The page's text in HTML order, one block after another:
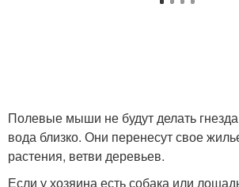
Полевые мыши не будут делать
вода близко. Они перенесут свое
растения, ветви деревьев.
Если у хозяина есть собака или